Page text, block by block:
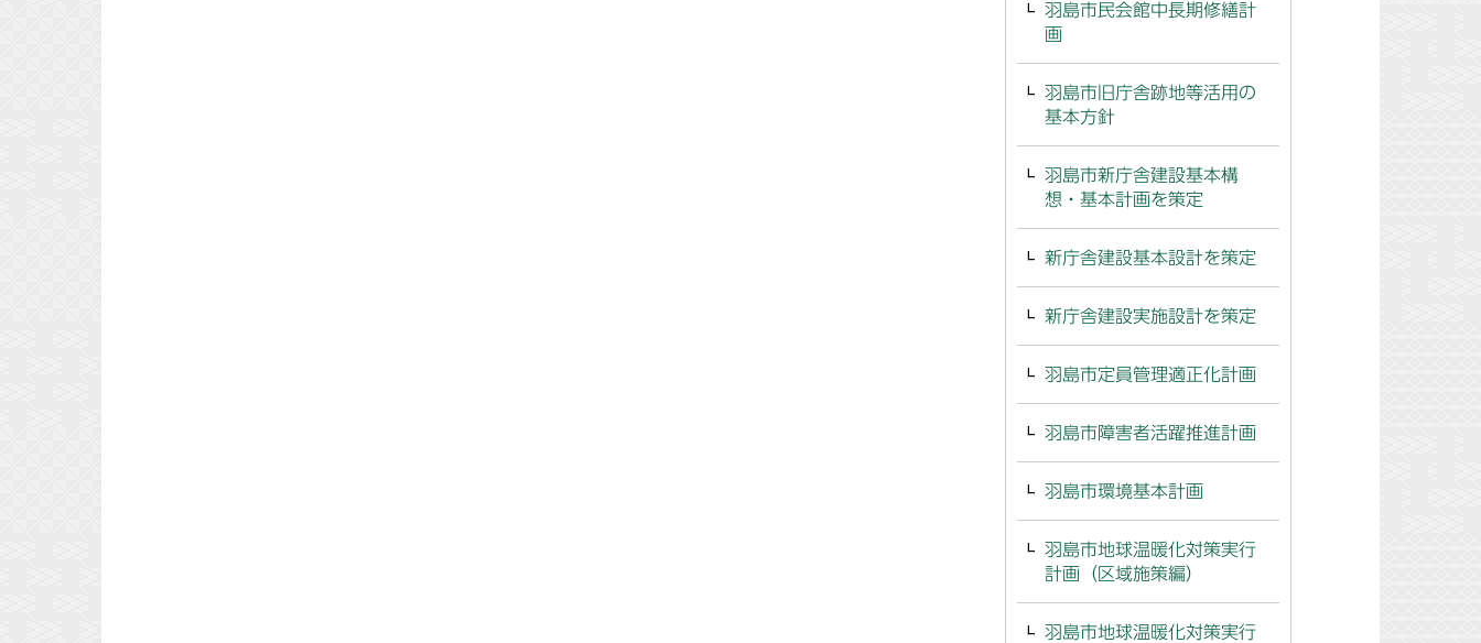
羽島市民会館中長期修繕計
画
羽島市旧庁舎跡地等活用の
基本方針
羽島市新庁舎建設基本構
想・基本計画を策定
新庁舎建設基本設計を策定
新庁舎建設実施設計を策定
羽島市定員管理適正化計画
羽島市障害者活躍推進計画
羽島市環境基本計画
羽島市地球温暖化対策実行
計画（区域施策編）
羽島市地球温暖化対策実行